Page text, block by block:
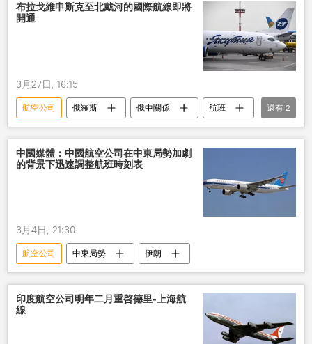
布拉戈維申斯克至北戴河的國際航線即將
開通
3月27日, 16:15
航空公司 俄羅斯 俄中關係
航班
航線
旅遊
還有 2
中國媒體：中國航空公司在中東局勢加劇
的背景下迅速調整航班時刻表
3月4日, 21:30
航空公司 中東局勢 伊朗
印度航空公司明年二月重啓德里-上海航
線